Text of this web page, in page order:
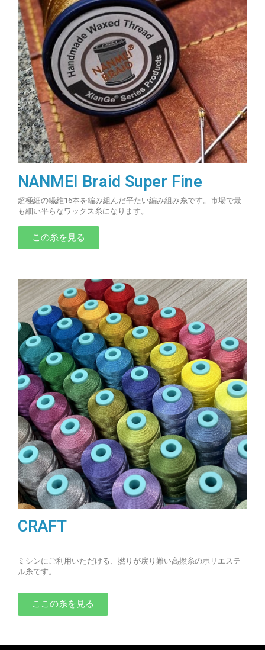
NANMEI Braid Super Fine
超極細の繊維16本を編み組んだ平たい編み組み糸です。市場で最
も細い平らなワックス糸になります。
この糸を見る
CRAFT
ミシンにご利用いただける、撚りが戻り難い高撚糸のポリエステ
ル糸です。
ここの糸を見る